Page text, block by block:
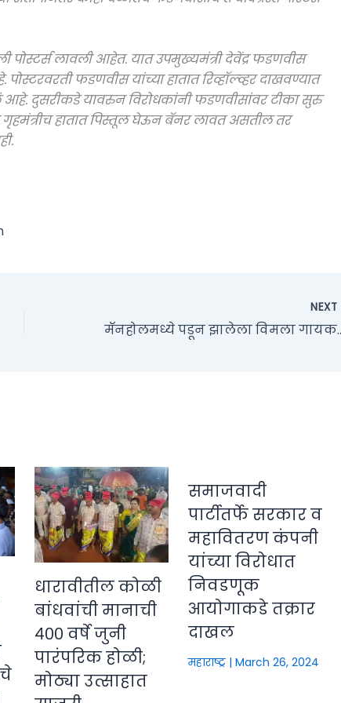
पोस्टर्स लावली आहेत. यात उपमुख्यमंत्री देवेंद्र फडणवीस
फडणवीस यांच्या हातात रिव्हॉल्व्हर दाखवण्यात
आहे. दुसरीकडे यावरुन विरोधकांनी फडणवीसांवर टीका सुरु
हातात पिस्तूल घेऊन बॅनर लावत असतील तर
NEXT
मॅनहोलमध्ये पडून झालेला विमला
धारावीतील कोळी
बांधवांची मानाची
४०० वर्षे जुनी
पारंपरिक होळी;
मोठ्या उत्साहात
समाजवादी
पार्टीतर्फे सरकार व
महावितरण कंपनी
यांच्या विरोधात
निवडणूक
आयोगाकडे तक्रार
दाखल
महाराष्ट्र| March 26, 2024